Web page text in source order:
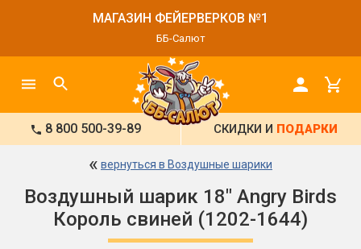
МАГАЗИН ФЕЙЕРВЕРКОВ №1
ББ-Салют
8 800 500-39-89 СКИДКИ И ПОДАРКИ
« вернуться в Воздушные шарики
Воздушный шарик 18" Angry Birds
Король свиней (1202-1644)